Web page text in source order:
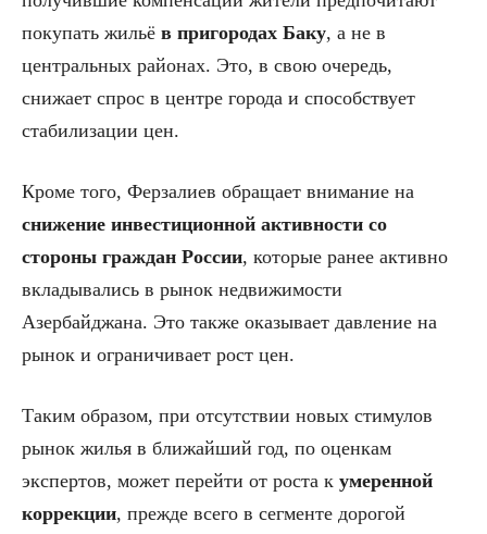
покупать жильё в пригородах Баку, а не в
центральных районах. Это, в свою очередь,
снижает спрос в центре города и способствует
стабилизации цен.
Кроме того, Ферзалиев обращает внимание на
снижение инвестиционной активности со
стороны граждан России, которые ранее активно
вкладывались в рынок недвижимости
Азербайджана. Это также оказывает давление на
рынок и ограничивает рост цен.
Таким образом, при отсутствии новых стимулов
рынок жилья в ближайший год, по оценкам
экспертов, может перейти от роста к умеренной
коррекции, прежде всего в сегменте дорогой